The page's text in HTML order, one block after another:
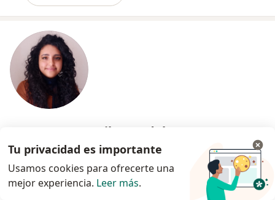
Dra. Laura Camila Agudelo Sosa
Psicólogo·Ver más
Dirección En línea
Tu privacidad es importante
Usamos cookies para ofrecerte una
mejor experiencia. Leer más.